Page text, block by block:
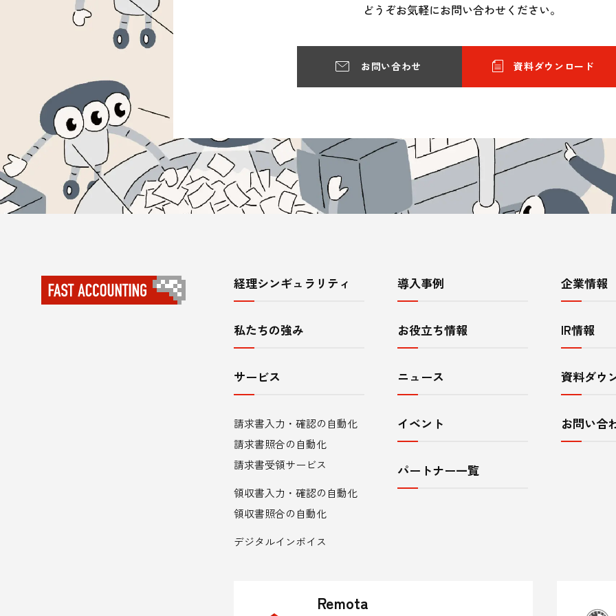
どうぞお気軽にお問い合わせください。
お問い合わせ 資料ダウンロード
サ
ト
内
ニ
ュ
ー
経理シンギュラリティ
私たちの強み
サービス
請求書入力・確認の自動化
請求書照合の自動化
請求書受領サービス
領収書入力・確認の自動化
領収書照合の自動化
デジタルインボイス
導入事例
お役立ち情報
ニュース
イベント
パートナー一覧
企業情報
IR情報
資料ダウ
お問い合
Remota